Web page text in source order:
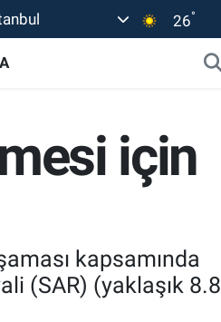
26°
için
kapsamında
(SAR) (yaklaşık 8.8